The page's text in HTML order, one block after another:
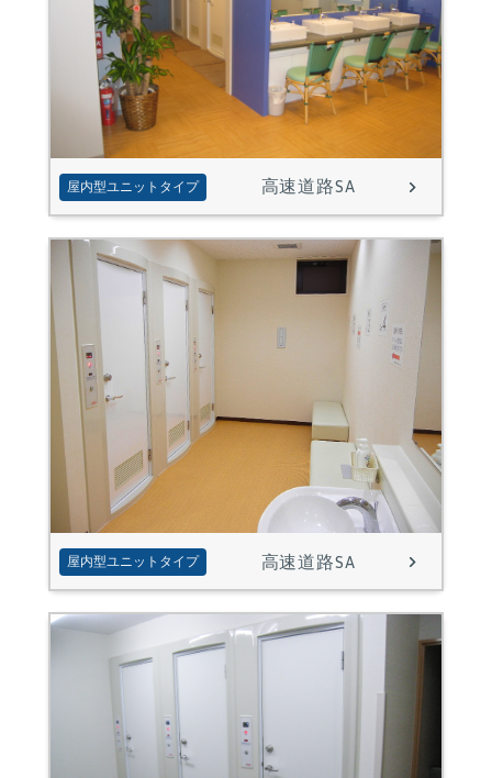
屋内型ユニットタイプ 高速道路SA
屋内型ユニットタイプ 高速道路SA